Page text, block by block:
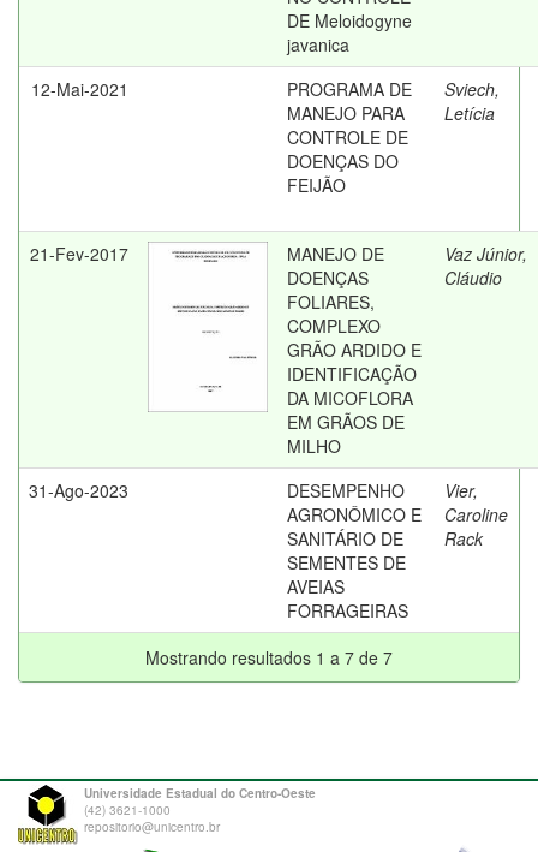
DE Meloidogyne
javanica
12-Mai-2021
PROGRAMA DE
MANEJO PARA
CONTROLE DE
DOENÇAS DO
FEIJÃO
Sviech,
Letícia
21-Fev-2017
MANEJO DE
DOENÇAS
FOLIARES,
COMPLEXO
GRÃO ARDIDO E
IDENTIFICAÇÃO
DA MICOFLORA
EM GRÃOS DE
MILHO
Vaz Júnior,
Cláudio
31-Ago-2023
DESEMPENHO
AGRONÔMICO E
SANITÁRIO DE
SEMENTES DE
AVEIAS
FORRAGEIRAS
Vier,
Caroline
Rack
Mostrando resultados 1 a 7 de 7
Universidade Estadual do Centro-Oeste
(42) 3621-1000
repositorio@unicentro.br